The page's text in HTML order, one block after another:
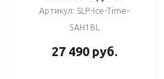
Артикул: SLP-Ice-Time-
5AH1BL
27 490руб.